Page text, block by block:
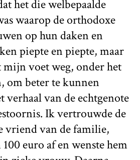
het die welbepaalde
waarop de orthodoxe
op hun daken en
piepte en piepte, maar
mijn voet weg, onder het
om beter te kunnen
verhaal van de echtgenote
Ik vertrouwde de
vriend van de familie,
euro af en wenste hem